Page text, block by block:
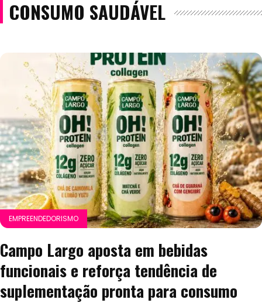
CONSUMO SAUDÁVEL
EMPREENDEDORISMO
Campo Largo aposta em bebidas
funcionais e reforça tendência de
suplementação pronta para consumo